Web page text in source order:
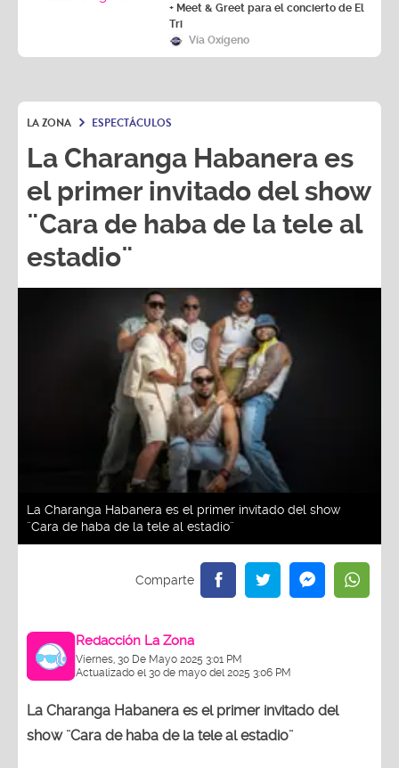
+ Meet & Greet para el concierto de El
Tri
Vía Oxígeno
LA ZONA ESPECTÁCULOS
La Charanga Habanera es
el primer invitado del show
¨Cara de haba de la tele al
estadio¨
La Charanga Habanera es el primer invitado del show
¨Cara de haba de la tele al estadio¨
Redacción La Zona
Viernes, 30 De Mayo 2025 3:01 PM
Actualizado el 30 de mayo del 2025 3:06 PM
La Charanga Habanera es el primer invitado del
show ¨Cara de haba de la tele al estadio¨